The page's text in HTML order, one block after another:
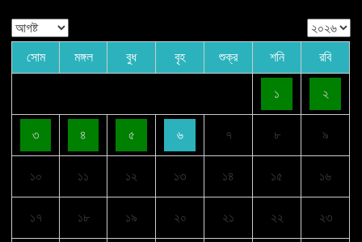
সোম মঙ্গল বুধ বৃহ শুক্র শনি রবি
১ ২
৩ ৪ ৫ ৬ ৭ ৮ ৯
১০ ১১ ১২ ১৩ ১৪ ১৫ ১৬
১৭ ১৮ ১৯ ২০ ২১ ২২ ২৩